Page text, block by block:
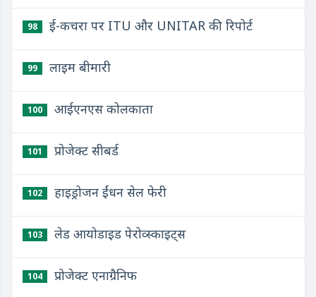
98 ई-कचरा पर ITU और UNITAR की रिपोर्ट
99 लाइम बीमारी
100 आईएनएस कोलकाता
101 प्रोजेक्ट सीबर्ड
102 हाइड्रोजन ईंधन सेल फेरी
103 लेड आयोडाइड पेरोव्स्काइट्स
104 प्रोजेक्ट एनाग्रैनिफ